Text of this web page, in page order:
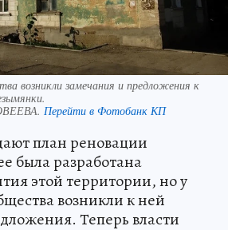
возникли замечания и предложения к
Перейти в Фотобанк КП
план реновации
была разработана
этой территории, но у
возникли к ней
Теперь власти